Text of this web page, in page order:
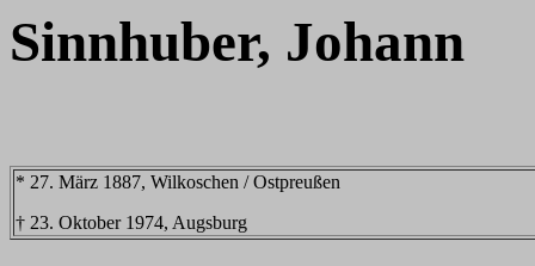
Sinnhuber, Johann
* 27. März 1887, Wilkoschen / Ostpreußen
† 23. Oktober 1974, Augsburg